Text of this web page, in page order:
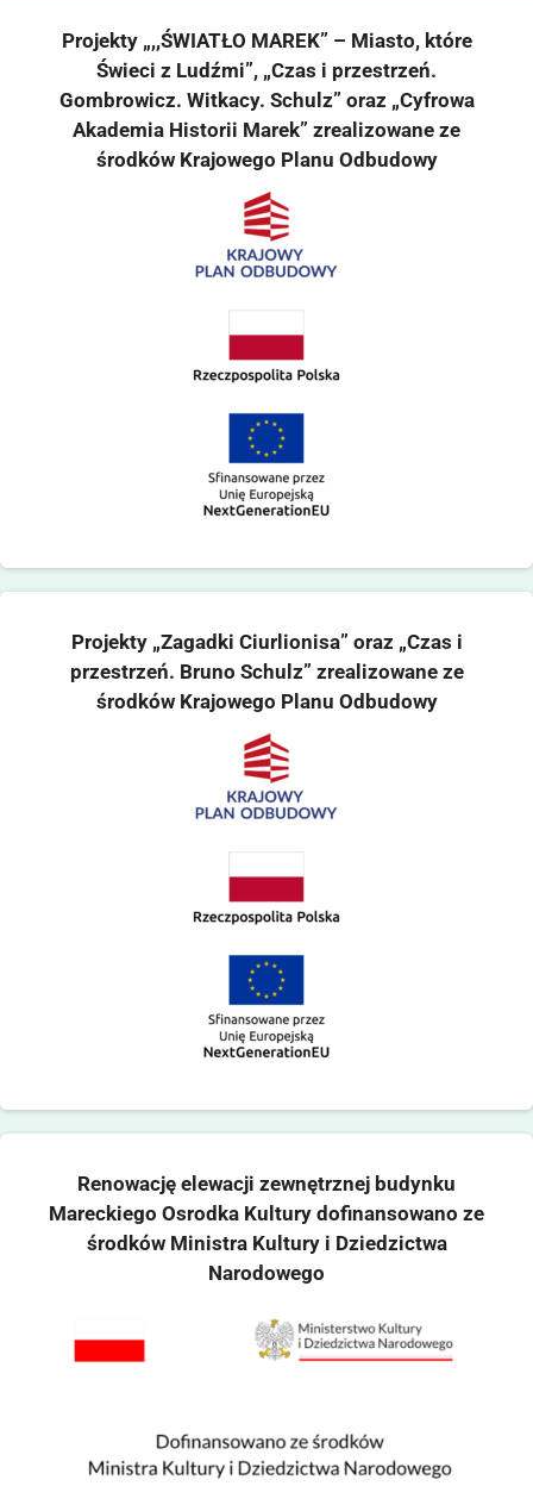
Projekty „,,ŚWIATŁO MAREK” – Miasto, które
Świeci z Ludźmi”, „Czas i przestrzeń.
Gombrowicz. Witkacy. Schulz” oraz „Cyfrowa
Akademia Historii Marek” zrealizowane ze
środków Krajowego Planu Odbudowy
Projekty „Zagadki Ciurlionisa” oraz „Czas i
przestrzeń. Bruno Schulz” zrealizowane ze
środków Krajowego Planu Odbudowy
Renowację elewacji zewnętrznej budynku
Mareckiego Osrodka Kultury dofinansowano ze
środków Ministra Kultury i Dziedzictwa
Narodowego